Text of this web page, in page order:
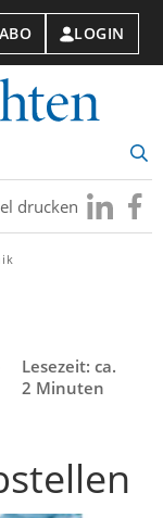
ABO LOGIN
drucken Besuchen
Sie
Sie
Lesezeit: ca.
2 Minuten